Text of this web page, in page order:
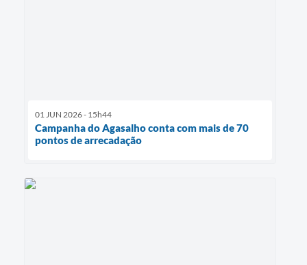
01 JUN 2026 - 15h44
Campanha do Agasalho conta com mais de 70
pontos de arrecadação